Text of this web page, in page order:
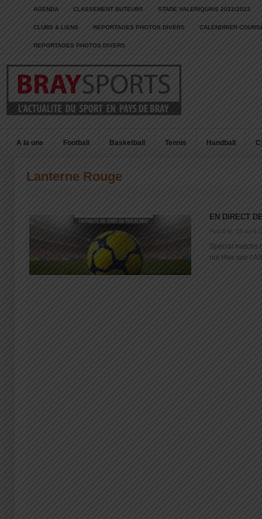
AGENDA CLASSEMENT BUTEURS STADE VALERIQUAIS 2022/2023
CLUBS & LIENS REPORTAGES PHOTOS DIVERS CALENDRIER
REPORTAGES PHOTOS DIVERS
A la une Football Basketball Tennis Handball
Lanterne Rouge
EN DIRECT
Posté le: 19 avril
Spécial matchs
nul Hier soir